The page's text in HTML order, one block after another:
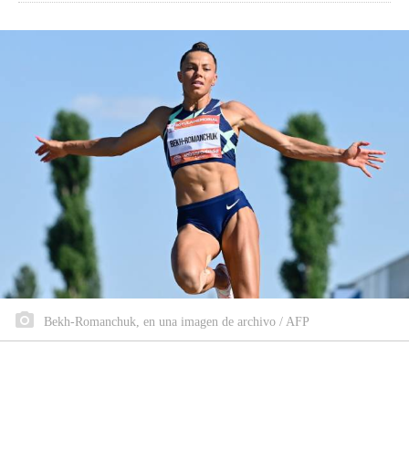
Bekh-Romanchuk, en una imagen de archivo / AFP